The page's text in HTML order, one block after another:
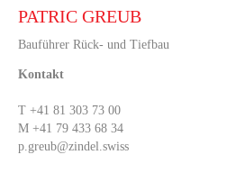
PATRIC GREUB
Bauführer Rück- und Tiefbau
Kontakt
T +41 81 303 73 00
M +41 79 433 68 34
p.greub@zindel.swiss